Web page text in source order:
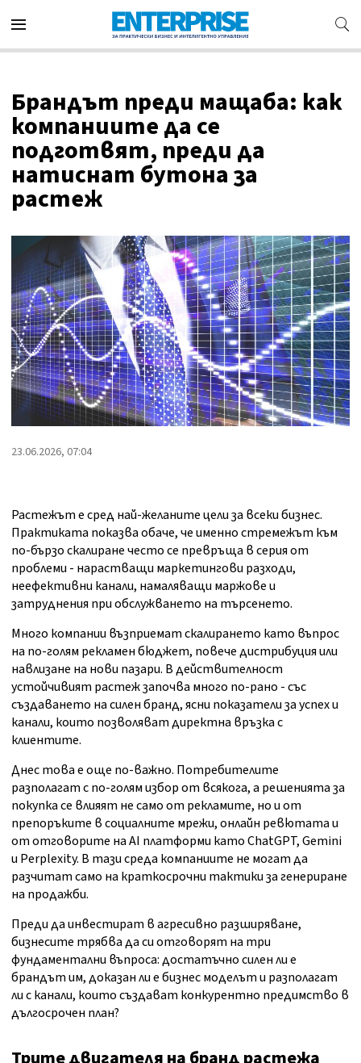
Брандът преди мащаба: как
компаниите да се
подготвят, преди да
натиснат бутона за
растеж
23.06.2026, 07:04
Растежът е сред най-желаните цели за всеки бизнес.
Практиката показва обаче, че именно стремежът към
по-бързо скалиране често се превръща в серия от
проблеми - нарастващи маркетингови разходи,
неефективни канали, намаляващи маржове и
затруднения при обслужването на търсенето.
Много компании възприемат скалирането като въпрос
на по-голям рекламен бюджет, повече дистрибуция или
навлизане на нови пазари. В действителност
устойчивият растеж започва много по-рано - със
създаването на силен бранд, ясни показатели за успех и
канали, които позволяват директна връзка с
клиентите.
Днес това е още по-важно. Потребителите
разполагат с по-голям избор от всякога, а решенията за
покупка се влияят не само от рекламите, но и от
препоръките в социалните мрежи, онлайн ревютата и
от отговорите на AI платформи като ChatGPT, Gemini
и Perplexity. В тази среда компаниите не могат да
разчитат само на краткосрочни тактики за генериране
на продажби.
Преди да инвестират в агресивно разширяване,
бизнесите трябва да си отговорят на три
фундаментални въпроса: достатъчно силен ли е
брандът им, доказан ли е бизнес моделът и разполагат
ли с канали, които създават конкурентно предимство в
дългосрочен план?